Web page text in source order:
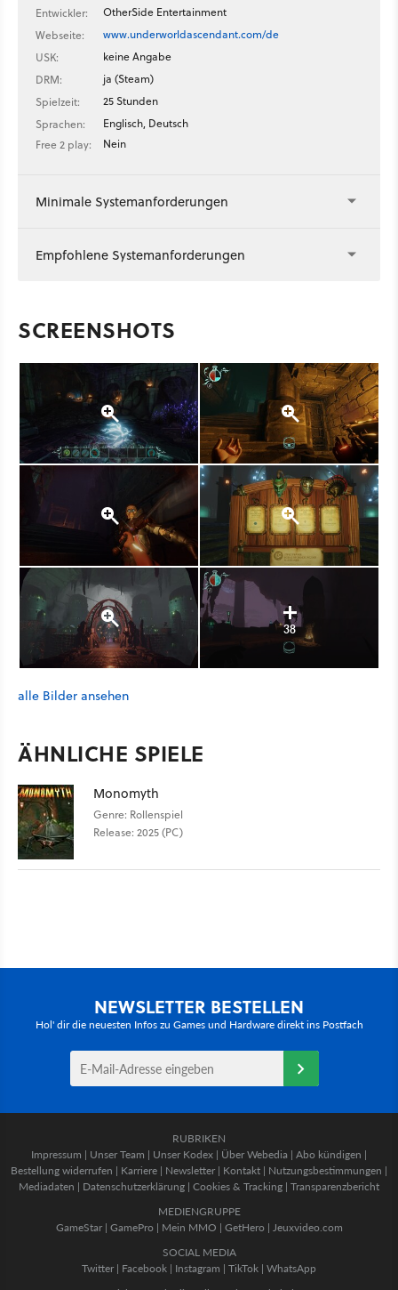
Entwickler:
OtherSide Entertainment
Webseite:
www.underworldascendant.com/de
USK:
keine Angabe
DRM:
ja (Steam)
Spielzeit:
25 Stunden
Sprachen:
Englisch, Deutsch
Free 2 play:
Nein
Minimale Systemanforderungen
Empfohlene Systemanforderungen
SCREENSHOTS
38
alle Bilder ansehen
ÄHNLICHE SPIELE
Monomyth
Genre: Rollenspiel
Release: 2025 (PC)
NEWSLETTER BESTELLEN
Hol' dir die neuesten Infos zu Games und Hardware direkt ins Postfach
RUBRIKEN
Impressum | Unser Team | Unser Kodex | Über Webedia | Abo kündigen |
Bestellung widerrufen | Karriere | Newsletter | Kontakt | Nutzungsbestimmungen |
Mediadaten | Datenschutzerklärung | Cookies & Tracking | Transparenzbericht
MEDIENGRUPPE
GameStar| GamePro | Mein MMO | GetHero | Jeuxvideo.com
SOCIAL MEDIA
Twitter | Facebook | Instagram | TikTok | WhatsApp